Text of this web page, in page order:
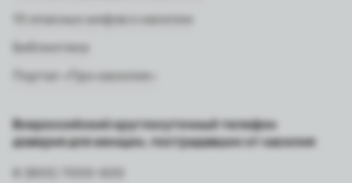
10 опасных мифов о насилии
Библиотека
Портал «Про насилие»
Всероссийский круглосуточный телефон
доверия для женщин, пострадавших от насилия
8 (800) 7000-600